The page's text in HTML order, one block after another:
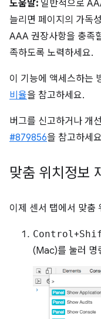
도움말: 일반적으로
늘리면 페이지의 가독
AAA 권장사항을 충족
족하도록 노력하세요.
이 기능에 액세스하는
비율을 참고하세요.
버그를 신고하거나 개
#879856을 참고하세
맞춤 위치정보
이제 센서 탭에서 맞춤
Control +
(Mac)를 눌러 명